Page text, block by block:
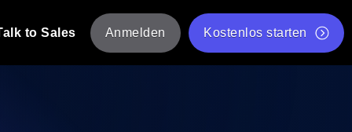
to Sales Anmelden Kostenlos starten